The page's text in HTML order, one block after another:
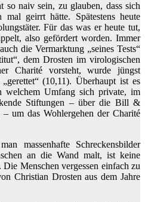
so naiv sein, zu glauben, dass sich
geirrt hätte. Spätestens heute
Für das was er heute tut,
also gefördert worden. Immer
die Vermarktung „seines Tests“
dem Drosten im virologischen
Charité vorsteht, wurde jüngst
(10,11). Überhaupt ist es
welchem Umfang sich private, im
Stiftungen – über die Bill &
um das Wohlergehen der Charité
massenhafte Schreckensbilder
an die Wand malt, ist keine
Menschen vergessen einfach zu
Christian Drosten aus dem Jahre